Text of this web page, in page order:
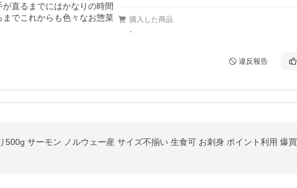
直るまでにはかなりの時間
でこれからも色々なお惣菜
購入した商品
-
違反報告
500g サーモン ノルウェー産 サイズ不揃い 生食可 お刺身 ポイント利用 爆買